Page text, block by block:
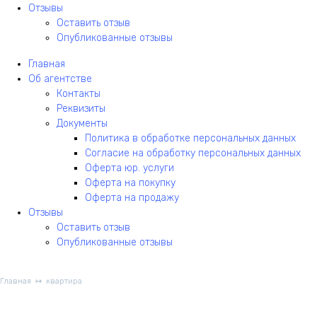
Отзывы
Оставить отзыв
Опубликованные отзывы
Главная
Об агентстве
Контакты
Реквизиты
Документы
Политика в обработке персональных данных
Согласие на обработку персональных данных
Оферта юр. услуги
Оферта на покупку
Оферта на продажу
Отзывы
Оставить отзыв
Опубликованные отзывы
Главная квартира